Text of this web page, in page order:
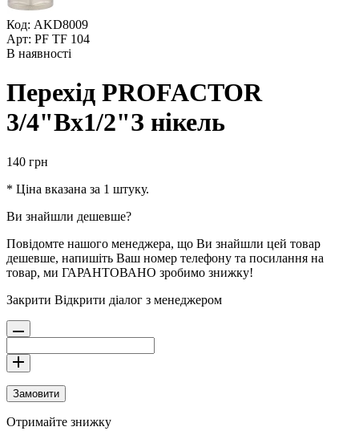
Код: AKD8009
Арт: PF TF 104
В наявності
Перехід PROFACTOR
3/4"Вx1/2"З нікель
140 грн
* Ціна вказана за 1 штуку.
Ви знайшли дешевше?
Повідомте нашого менеджера, що Ви знайшли цей товар
дешевше, напишіть Ваш номер телефону та посилання на
товар, ми ГАРАНТОВАНО зробимо знижку!
Закрити Відкрити діалог з менеджером
Замовити
Отримайте знижку